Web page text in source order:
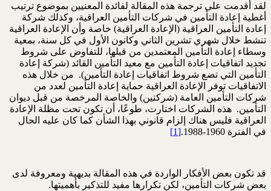
لقد أقدمت على ترجمة هذه المقالة لفائدة المعنيين بموضوع ترتيب
أغطية إعادة التأمين في شركات التأمين العراقية، وكذلك شركة
إعادة التأمين العراقية (الإعادة العراقية) خاصة وأن الإعادة العراقية
تنشط خلال شهري تشرين الثاني وكانون الأول في كل سنة، بمعية
وسطاء إعادة التأمين المعتمدين من قبلها، للتفاوض على شروط
تجديد اتفاقيات إعادة التأمين مع معيد التأمين القائد (شركة إعادة
التأمين التي تضع شروط اتفاقيات إعادة التأمين). من خلال هذه
الاتفاقيات توفر الإعادة العراقية حماية إعادة التأمين لعدد من
شركات التأمين العامة (شركتين) والخاصة المرخصة من قبل ديوان
التأمين. هذه الشركات اختارت، طوعًا، أن تكون تحت مظلة الإعادة
العراقية فليس هناك إلزام قانوني بهذا الشأن كما كان عليه الحال
في الفترة 1960-1988.
[1]
قد تكون بعض الأفكار الواردة في هذه المقالة بديهية ومعروفة لدى
بعض شركات التأمين، لكن تكرارها مفيد للتذكير بأهميتها.